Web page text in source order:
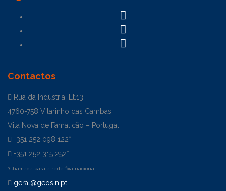
Contactos
Rua da Indústria, Lt.13
4760-758 Vilarinho das Cambas
Vila Nova de Famalicão – Portugal
+351 252 098 122*
+351 252 315 252*
*Chamada para a rede fixa nacional
geral@geosin.pt